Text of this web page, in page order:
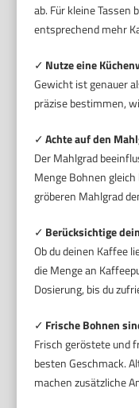
ab. Für kleine Tassen
entsprechend mehr
✓ Nutze eine
Gewicht ist genauer
präzise bestimmen,
✓Achte auf den
Der Mahlgrad
Menge Bohnen
gröberen Mahlgrad
✓ Berücksichtige
Ob du deinen Kaffee
die Menge an
Dosierung, bis du
✓ Frische Bohnen
Frisch geröstete und
besten Geschmack.
machen zusätzliche